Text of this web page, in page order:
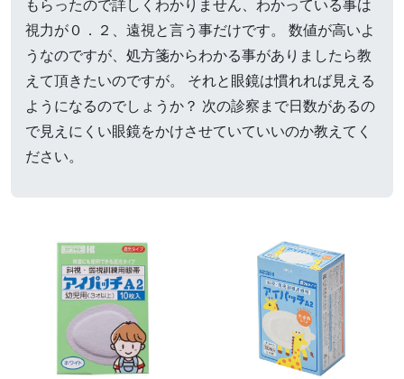
視力が０．２、遠視と言う事だけです。 数値が高いよ
うなのですが、処方箋からわかる事がありましたら教
えて頂きたいのですが。 それと眼鏡は慣れれば見える
ようになるのでしょうか？ 次の診察まで日数があるの
で見えにくい眼鏡をかけさせていていいのか教えてく
ださい。